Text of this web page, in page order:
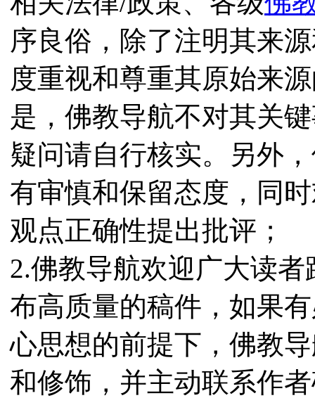
序良俗，除了注明其来
度重视和尊重其原始来
是，佛教导航不对其关
疑问请自行核实。另外
有审慎和保留态度，同
观点正确性提出批评；
2.佛教导航欢迎广大读
布高质量的稿件，如果
心思想的前提下，佛教
和修饰，并主动联系作